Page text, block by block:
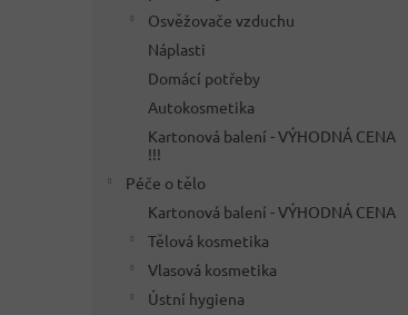
Osvěžovače vzduchu
Náplasti
Domácí potřeby
Autokosmetika
Kartonová balení - VÝHODNÁ CENA
!!!
Péče o tělo
Kartonová balení - VÝHODNÁ CENA
Tělová kosmetika
Vlasová kosmetika
Ústní hygiena